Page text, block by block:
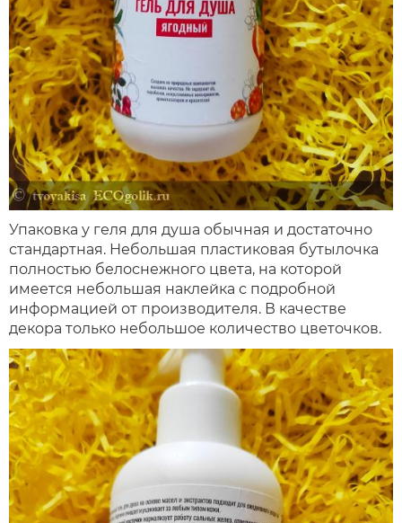
Упаковка у геля для душа обычная и достаточно
стандартная. Небольшая пластиковая бутылочка
полностью белоснежного цвета, на которой
имеется небольшая наклейка с подробной
информацией от производителя. В качестве
декора только небольшое количество цветочков.